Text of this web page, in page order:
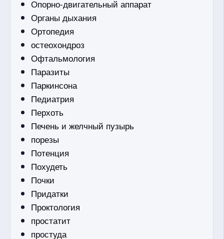
Опорно-двигательный аппарат
Органы дыхания
Ортопедия
остеохондроз
Офтальмология
Паразиты
Паркинсона
Педиатрия
Перхоть
Печень и желчный пузырь
порезы
Потенция
Похудеть
Почки
Придатки
Проктология
простатит
простуда